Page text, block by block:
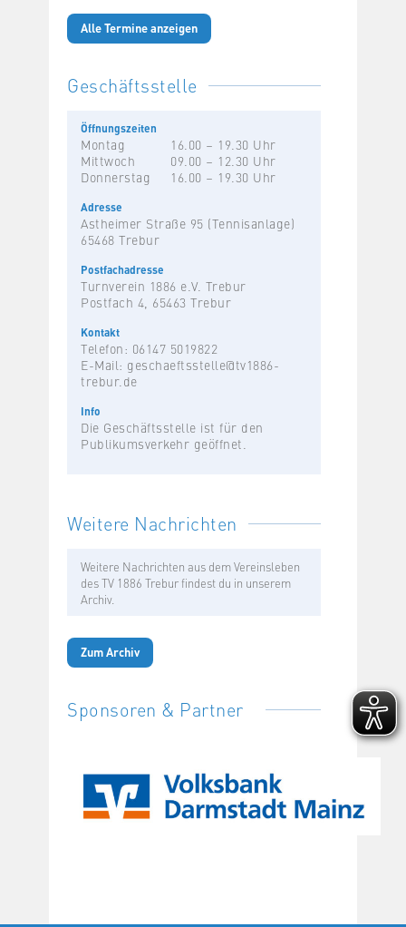
Alle Termine anzeigen
Geschäftsstelle
Öffnungszeiten
Montag
16.00 – 19.30 Uhr
Mittwoch
09.00 – 12.30 Uhr
Donnerstag
16.00 – 19.30 Uhr
Adresse
Astheimer Straße 95 (Tennisanlage)
65468 Trebur
Postfachadresse
Turnverein 1886 e.V. Trebur
Postfach 4, 65463 Trebur
Kontakt
Telefon: 06147 5019822
E-Mail: geschaeftsstelle@tv1886-
trebur.de
Info
Die Geschäftsstelle ist für den
Publikumsverkehr geöffnet.
Weitere Nachrichten
Weitere Nachrichten aus dem Vereinsleben
des TV 1886 Trebur findest du in unserem
Archiv.
Zum Archiv
Sponsoren & Partner